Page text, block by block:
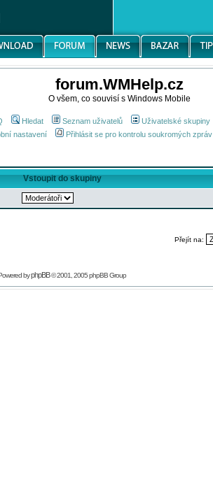
forum.WMHelp.cz
O všem, co souvisí s Windows Mobile
Hledat Seznam uživatelů Uživatelské skupiny
nastavení
Přihlásit se pro kontrolu soukromých zpráv
Vstoupit do skupiny
Přejít na:
byphpBB© 2001, 2005 phpBB Group